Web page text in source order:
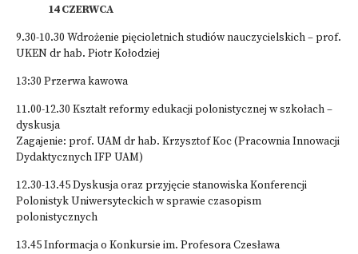
14 CZERWCA
9.30-10.30 Wdrożenie pięcioletnich studiów nauczycielskich – prof.
UKEN dr hab. Piotr Kołodziej
13:30 Przerwa kawowa
11.00-12.30 Kształt reformy edukacji polonistycznej w szkołach –
dyskusja
Zagajenie: prof. UAM dr hab. Krzysztof Koc (Pracownia Innowacji
Dydaktycznych IFP UAM)
12.30-13.45 Dyskusja oraz przyjęcie stanowiska Konferencji
Polonistyk Uniwersyteckich w sprawie czasopism
polonistycznych
13.45 Informacja o Konkursie im. Profesora Czesława